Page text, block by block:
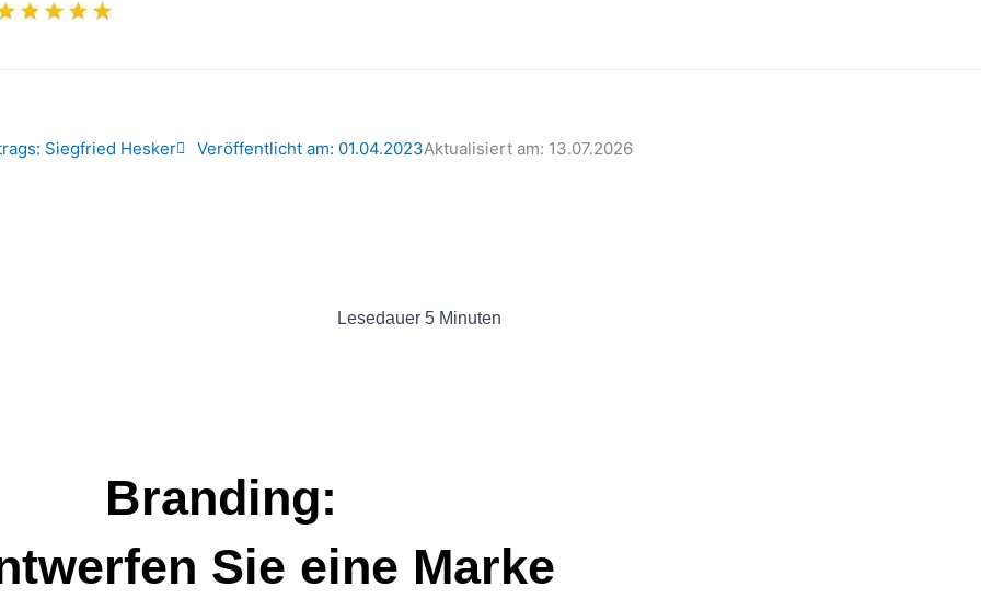
Siegfried Hesker Veröffentlicht am: 01.04.2023Aktualisiert am: 13.07.2026
Lesedauer 5 Minuten
Branding:
Sie eine Marke